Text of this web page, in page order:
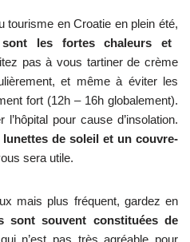
tourisme en Croatie en plein été,
les fortes chaleurs et
pas à vous tartiner de crème
et même à éviter les
fort (12h – 16h globalement).
pour cause d’insolation.
de soleil et un couvre-
sera utile.
mais plus fréquent, gardez en
sont souvent constituées de
n’est pas très agréable pour